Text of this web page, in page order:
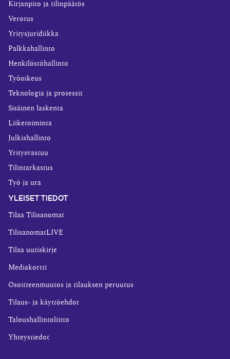
Kirjanpito ja tilinpäätös
Verotus
Yritysjuridiikka
Palkkahallinto
Henkilöstöhallinto
Työoikeus
Teknologia ja prosessit
Sisäinen laskenta
Liiketoiminta
Julkishallinto
Yritysvastuu
Tilintarkastus
Työ ja ura
YLEISET TIEDOT
Tilaa Tilisanomat
TilisanomatLIVE
Tilaa uutiskirje
Mediakortti
Osoitteenmuutos ja tilauksen peruutus
Tilaus- ja käyttöehdot
Taloushallintoliitto
Yhteystiedot